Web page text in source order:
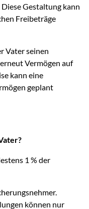
Gestaltung kann
Freibeträge
Vater seinen
Vermögen auf
kann eine
geplant
1 % der
können nur